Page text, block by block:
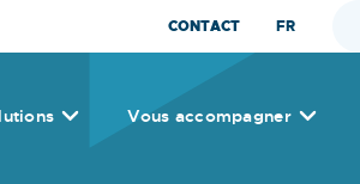
CONTACT FR
Vous accompagner